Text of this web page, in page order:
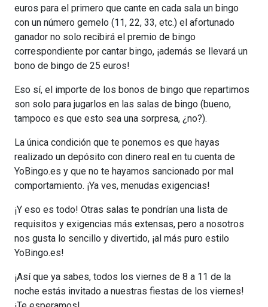
euros para el primero que cante en cada sala un bingo
con un número gemelo (11, 22, 33, etc.) el afortunado
ganador no solo recibirá el premio de bingo
correspondiente por cantar bingo, ¡además se llevará un
bono de bingo de 25 euros!
Eso sí, el importe de los bonos de bingo que repartimos
son solo para jugarlos en las salas de bingo (bueno,
tampoco es que esto sea una sorpresa, ¿no?).
La única condición que te ponemos es que hayas
realizado un depósito con dinero real en tu cuenta de
YoBingo.es y que no te hayamos sancionado por mal
comportamiento. ¡Ya ves, menudas exigencias!
¡Y eso es todo! Otras salas te pondrían una lista de
requisitos y exigencias más extensas, pero a nosotros
nos gusta lo sencillo y divertido, ¡al más puro estilo
YoBingo.es!
¡Así que ya sabes, todos los viernes de 8 a 11 de la
noche estás invitado a nuestras fiestas de los viernes!